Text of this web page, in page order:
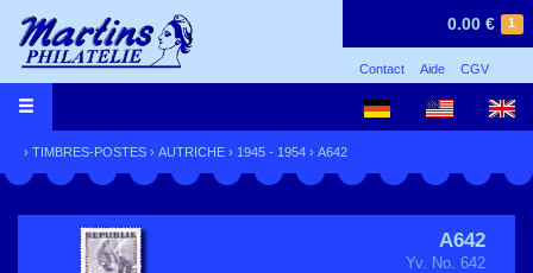
1
0.00 €
Contact Aide CGV
› TIMBRES-POSTES › AUTRICHE › 1945 - 1954 › A642
A642
Yv. No. 642